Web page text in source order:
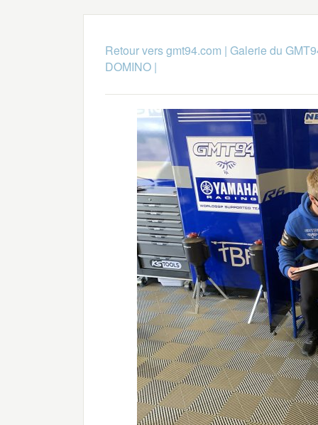
Retour vers gmt94.com | Galerie du
DOMINO|